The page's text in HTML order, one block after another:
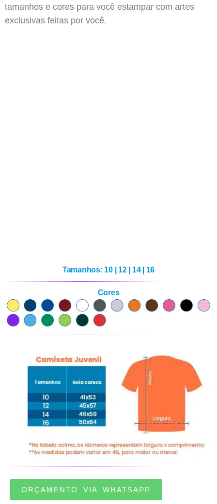
tamanhos e cores para você estampar com artes
exclusivas feitas por você.
Tamanhos: 10 | 12 | 14 | 16
Cores
ORÇAMENTO VIA WHATSAPP